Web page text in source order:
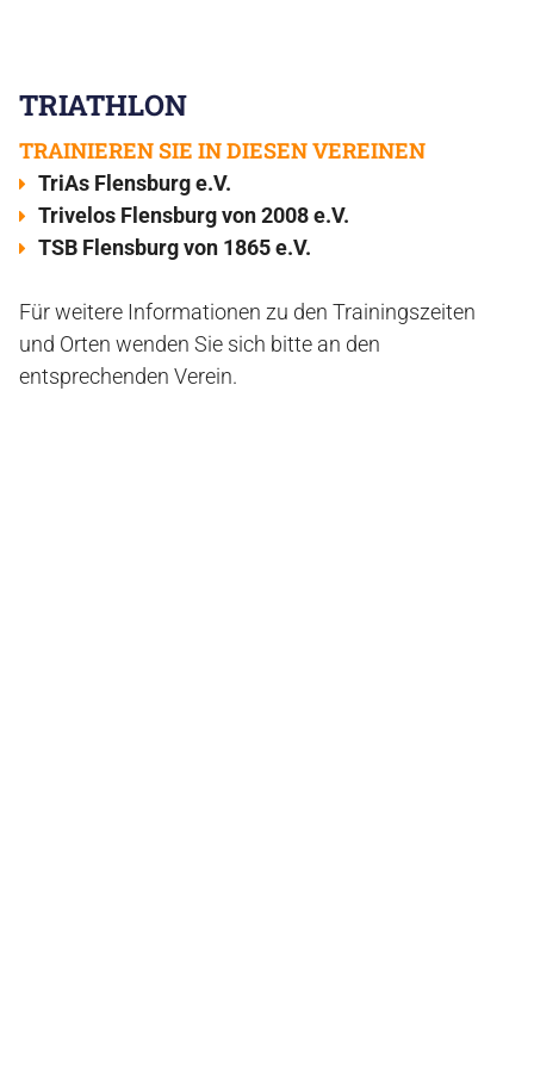
TRIATHLON
TRAINIEREN SIE IN DIESEN VEREINEN
TriAs Flensburg e.V.
Trivelos Flensburg von 2008 e.V.
TSB Flensburg von 1865 e.V.
Für weitere Informationen zu den Trainingszeiten
und Orten wenden Sie sich bitte an den
entsprechenden Verein.